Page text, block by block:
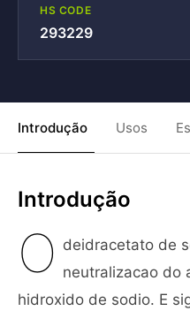
HS CODE
293229
Introdução Usos
Introdução
O deidracetato de
neutralizacao do
hidroxido de sodio. E